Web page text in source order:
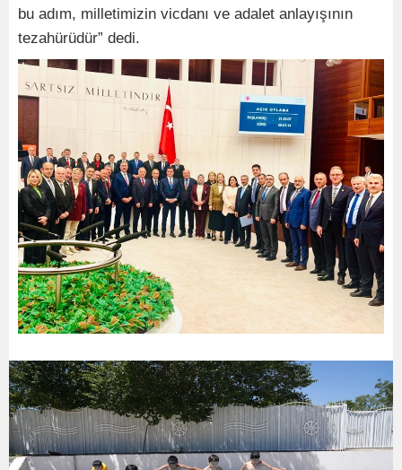
bu adım, milletimizin vicdanı ve adalet anlayışının
tezahürüdür” dedi.